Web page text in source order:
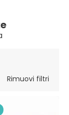
Rimuovi filtri